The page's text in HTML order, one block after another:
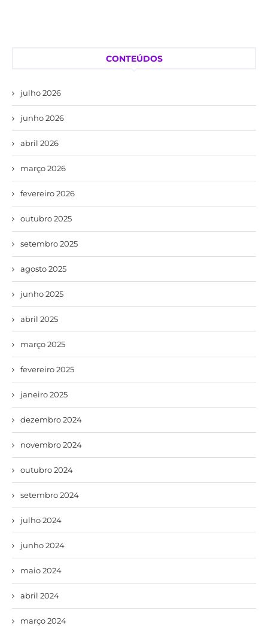
CONTEÚDOS
julho 2026
junho 2026
abril 2026
março 2026
fevereiro 2026
outubro 2025
setembro 2025
agosto 2025
junho 2025
abril 2025
março 2025
fevereiro 2025
janeiro 2025
dezembro 2024
novembro 2024
outubro 2024
setembro 2024
julho 2024
junho 2024
maio 2024
abril 2024
março 2024